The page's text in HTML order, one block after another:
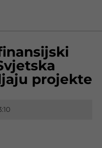
projekte